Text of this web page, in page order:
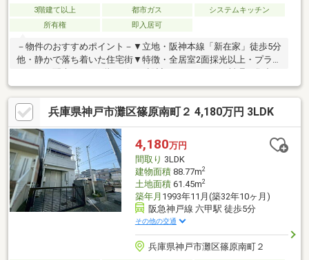
3階建て以上 都市ガス
システムキッチン
所有権
即入居可
－物件のおすすめポイント－▼立地・阪神本線「新在家」徒歩5分
他・静かで落ち着いた住宅街▼特徴・全居室2面採光以上・プライ
やすい壁付けタイプ・2階に水回りを集約、家事動線に配慮された
間取り・多用途に活用可能なクローゼット付きの納戸有・2階
LDK・3階洋室の南面にバルコニー有、眺望良好(天候による)・TV
モニタ付インターホン有・シャッター付き車庫1台有(車種によ
る)・即引渡し可能(残金精算後)■ ご希望の住まい探しをお手伝い
します ━━━━━・・・物件の詳細・ご相談はお気軽にお問い合
わせください。
兵庫県神戸市灘区篠原南町２ 4,180万円 3LDK
4,180万円
間取り 3LDK
建物面積88.77m2
土地面積61.45m2
築年月 1993年11月(築32年10ヶ月)
阪急神戸線 六甲駅 徒歩5分
その他の交通
兵庫県神戸市灘区篠原南町２